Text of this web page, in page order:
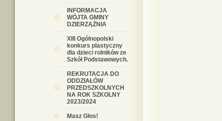
INFORMACJA
WÓJTA GMINY
DZIERZĄŻNIA
XIII Ogólnopolski
konkurs plastyczny
dla dzieci rolników ze
Szkół Podstawowych.
REKRUTACJA DO
ODDZIAŁÓW
PRZEDSZKOLNYCH
NA ROK SZKOLNY
2023/2024
Masz Głos!